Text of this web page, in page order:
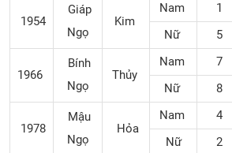
1954
Giáp
Ngọ
Kim
Nam 1
Nữ
5
1966
Bính
Ngọ
Thủy
Nam 7
Nữ
8
1978
Mậu
Ngọ
Hỏa
Nam 4
Nữ
2